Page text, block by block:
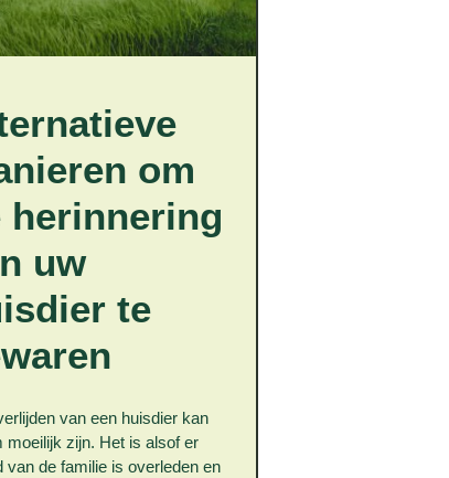
om
herinnering
uw
te
van een huisdier kan
moeilijk zijn. Het is alsof er
van de familie is overleden en